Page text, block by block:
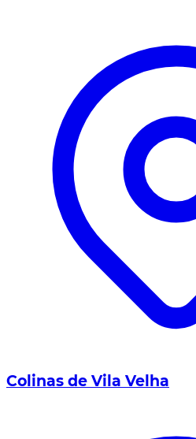
Colinas de Vila Velha